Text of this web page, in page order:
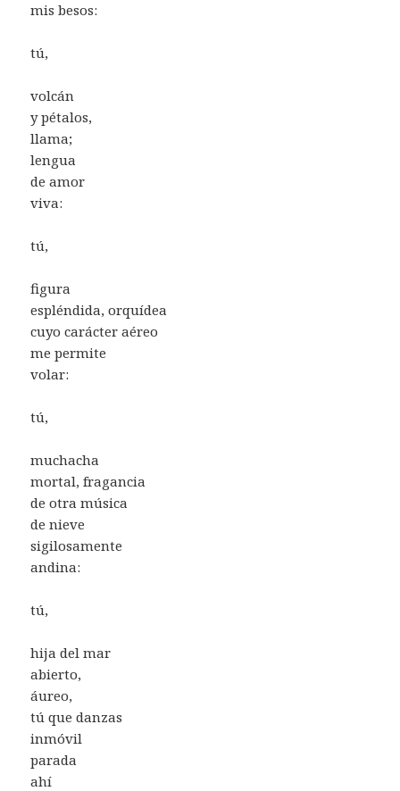
mis besos:
tú,
volcán
y pétalos,
llama;
lengua
de amor
viva:
tú,
figura
espléndida, orquídea
cuyo carácter aéreo
me permite
volar:
tú,
muchacha
mortal, fragancia
de otra música
de nieve
sigilosamente
andina:
tú,
hija del mar
abierto,
áureo,
tú que danzas
inmóvil
parada
ahí